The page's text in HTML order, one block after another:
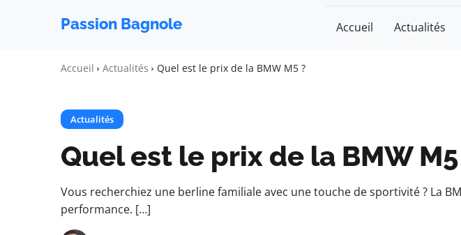
Passion Bagnole Accueil Actualités
Accueil Actualités Quel est le prix de la BMW M5 ?
Actualités
Quel est le prix de la BMW M5
Vous recherchiez une berline familiale avec une touche de sportivité ? La
performance. […]